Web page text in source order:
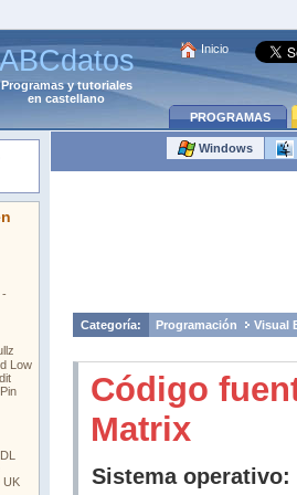
Programasytutoriales
en castellano
Inicio
PROGRAMAS
Windows
Categoría: Programación Visual
Código
Matrix
Sistema operativo: